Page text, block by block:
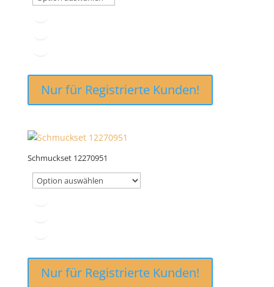
Nur für Registrierte Kunden!
Schmuckset 12270951
Nur für Registrierte Kunden!